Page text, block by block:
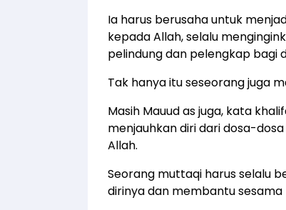
Ia harus berusaha untuk
kepada Allah, selalu
pelindung dan pelengkap bagi
Tak hanya itu seseorang juga
Masih Mauud as juga, kata
menjauhkan diri dari dosa-
Allah.
Seorang muttaqi harus selalu
dirinya dan membantu sesama